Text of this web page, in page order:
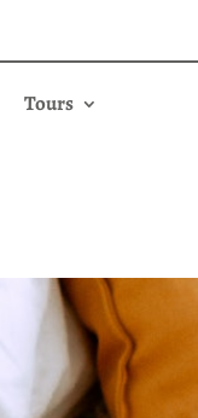
Tours